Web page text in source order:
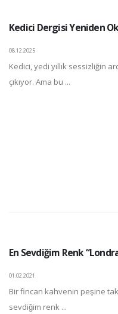
Kedici Dergisi Yeniden
08.12.2025
Kedici, yedi yıllık sessizliğin
çıkıyor. Ama bu ...
En Sevdiğim Renk
01.02.2021
Bir fincan kahvenin peşine
sevdiğim renk ...